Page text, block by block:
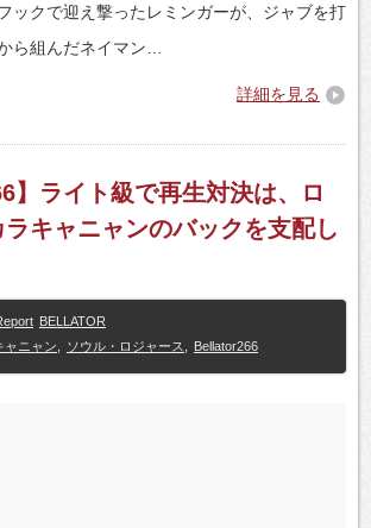
ックで迎え撃ったレミンガーが、ジャブを打
ら組んだネイマン…
詳細を見る
】ライト級で再生対決は、ロ
キャニャンのバックを支配し
BELLATOR
ャニャン
ソウル・ロジャース Bellator266